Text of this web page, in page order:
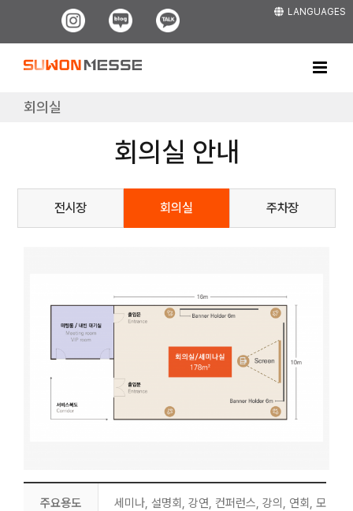
LANGUAGES
Instagram
Blog Kakao
회의실
회의실 안내
전시장 회의실 주차장
주요용도 세미나, 설명회, 강연, 컨퍼런스, 강의, 연회, 모임 등